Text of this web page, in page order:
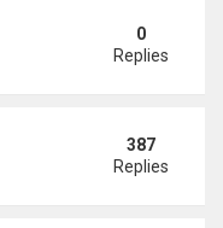
ở tuổi 70
0
Replies
khen BTS
387
Replies